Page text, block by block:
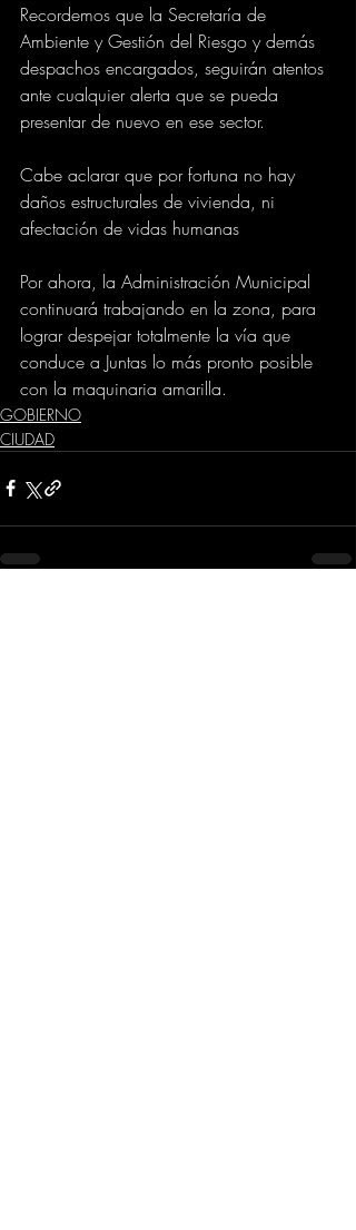
Recordemos que la Secretaría de
Ambiente y Gestión del Riesgo y demás
despachos encargados, seguirán atentos
ante cualquier alerta que se pueda
presentar de nuevo en ese sector.
Cabe aclarar que por fortuna no hay
daños estructurales de vivienda, ni
afectación de vidas humanas
Por ahora, la Administración Municipal
continuará trabajando en la zona, para
lograr despejar totalmente la vía que
conduce a Juntas lo más pronto posible
con la maquinaria amarilla.
GOBIERNO
CIUDAD